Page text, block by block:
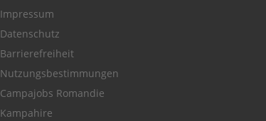
Impressum
Datenschutz
Barrierefreiheit
Nutzungsbestimmungen
Campajobs Romandie
Kampahire